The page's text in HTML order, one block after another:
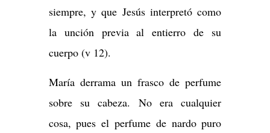
siempre, y que Jesús interpretó como
la unción previa al entierro de su
cuerpo (v 12).
María derrama un frasco de perfume
sobre su cabeza. No era cualquier
cosa, pues el perfume de nardo puro